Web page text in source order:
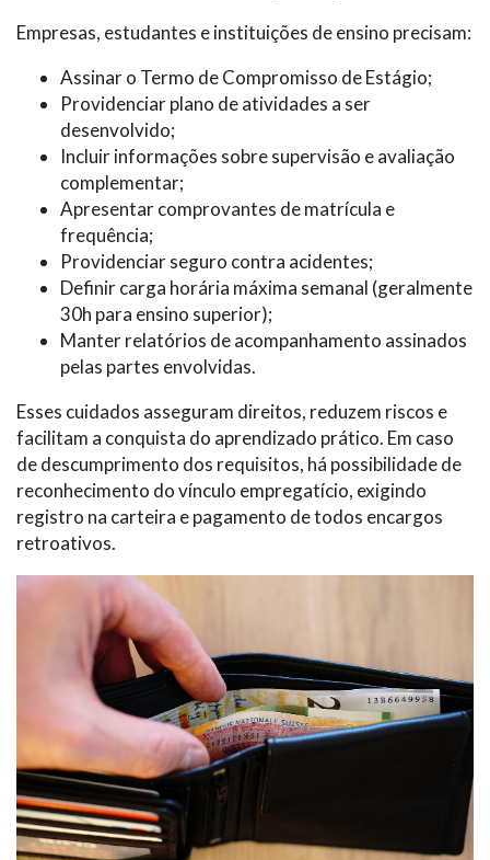
Empresas, estudantes e instituições de ensino precisam:
Assinar o Termo de Compromisso de Estágio;
Providenciar plano de atividades a ser
desenvolvido;
Incluir informações sobre supervisão e avaliação
complementar;
Apresentar comprovantes de matrícula e
frequência;
Providenciar seguro contra acidentes;
Definir carga horária máxima semanal (geralmente
30h para ensino superior);
Manter relatórios de acompanhamento assinados
pelas partes envolvidas.
Esses cuidados asseguram direitos, reduzem riscos e
facilitam a conquista do aprendizado prático. Em caso
de descumprimento dos requisitos, há possibilidade de
reconhecimento do vínculo empregatício, exigindo
registro na carteira e pagamento de todos encargos
retroativos.